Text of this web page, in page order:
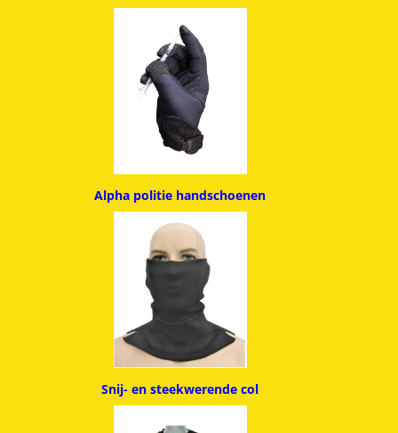
Alpha politie handschoenen
Snij- en steekwerende col